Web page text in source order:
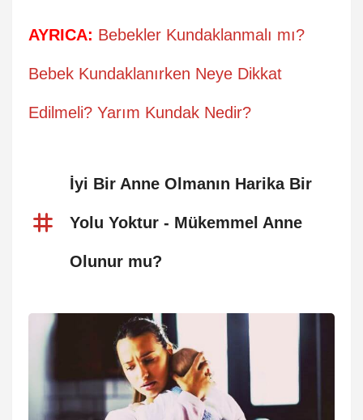
AYRICA: Bebekler Kundaklanmalı mı?
Bebek Kundaklanırken Neye Dikkat
Edilmeli? Yarım Kundak Nedir?
İyi Bir Anne Olmanın Harika Bir
Yolu Yoktur - Mükemmel Anne
Olunur mu?